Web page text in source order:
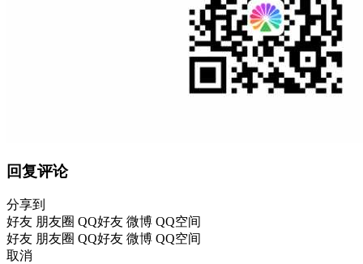
回复评论
分享到
好友 朋友圈 QQ好友 微博 QQ空间
好友 朋友圈 QQ好友 微博 QQ空间
取消